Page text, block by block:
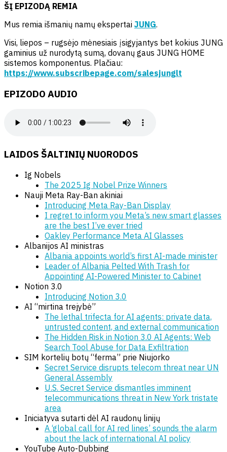
ŠĮ EPIZODĄ REMIA
Mus remia išmanių namų ekspertai JUNG.
Visi, liepos – rugsėjo mėnesiais įsigyjantys bet kokius JUNG
gaminius už nurodytą sumą, dovanų gaus JUNG HOME
sistemos komponentus. Plačiau:
https://www.subscribepage.com/salesjunglt
EPIZODO AUDIO
LAIDOS ŠALTINIŲ NUORODOS
Ig Nobels
The 2025 Ig Nobel Prize Winners
Nauji Meta Ray-Ban akiniai
Introducing Meta Ray-Ban Display
I regret to inform you Meta’s new smart glasses
are the best I’ve ever tried
Oakley Performance Meta AI Glasses
Albanijos AI ministras
Albania appoints world’s first AI-made minister
Leader of Albania Pelted With Trash for
Appointing AI-Powered Minister to Cabinet
Notion 3.0
Introducing Notion 3.0
AI “mirtina trejybė”
The lethal trifecta for AI agents: private data,
untrusted content, and external communication
The Hidden Risk in Notion 3.0 AI Agents: Web
Search Tool Abuse for Data Exfiltration
SIM kortelių botų “ferma” prie Niujorko
Secret Service disrupts telecom threat near UN
General Assembly
U.S. Secret Service dismantles imminent
telecommunications threat in New York tristate
area
Iniciatyva sutarti dėl AI raudonų linijų
A ‘global call for AI red lines’ sounds the alarm
about the lack of international AI policy
YouTube Auto-Dubbing